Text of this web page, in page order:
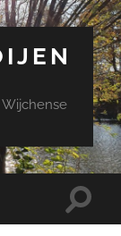
Toggle